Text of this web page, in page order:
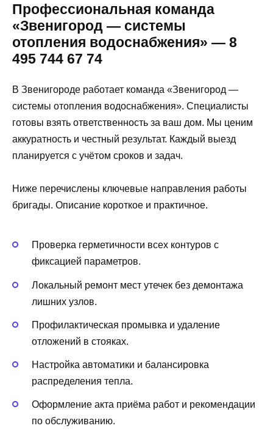
Профессиональная команда
«Звенигород — системы
отопления водоснабжения» — 8
495 744 67 74
В Звенигороде работает команда «Звенигород —
системы отопления водоснабжения». Специалисты
готовы взять ответственность за ваш дом. Мы ценим
аккуратность и честный результат. Каждый выезд
планируется с учётом сроков и задач.
Ниже перечислены ключевые направления работы
бригады. Описание короткое и практичное.
Проверка герметичности всех контуров с
фиксацией параметров.
Локальный ремонт мест утечек без демонтажа
лишних узлов.
Профилактическая промывка и удаление
отложений в стояках.
Настройка автоматики и балансировка
распределения тепла.
Оформление акта приёма работ и рекомендации
по обслуживанию.